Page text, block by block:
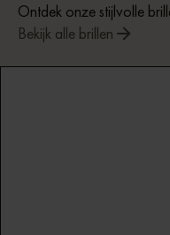
Ontdek onze stijlvolle
Bekijk alle brillen